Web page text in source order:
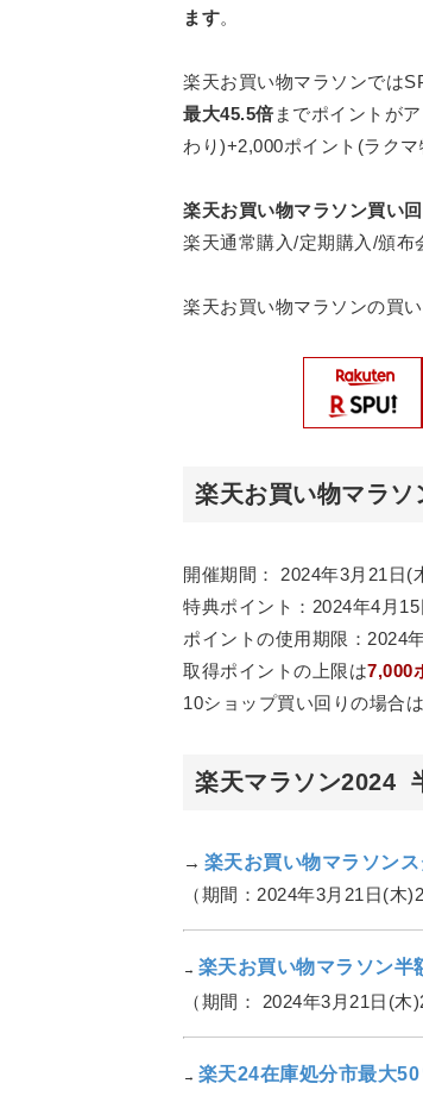
ます。
楽天お買い物マラソンでは
最大45.5倍 までポイントが
わり)+2,000ポイント(ラクマ
楽天お買い物マラソン買い
楽天通常購入/定期購入/頒
楽天お買い物マラソンの買
楽天お買い物マラ
開催期間： 2024年3月21日(
特典ポイント：2024年4月
ポイントの使用期限：2024
取得ポイントの上限は7,000
10ショップ買い回りの場合は
楽天マラソン2024
→ 楽天お買い物マラソン
（期間：2024年3月21日(木
→ 楽天お買い物マラソン半
（期間： 2024年3月21日(木
→ 楽天24在庫処分市最大